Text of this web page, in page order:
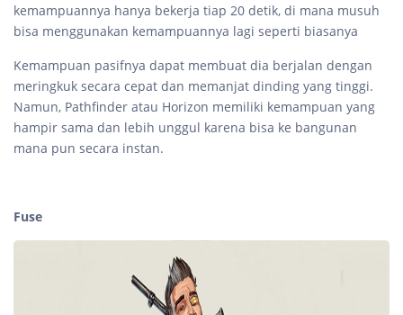
kemampuannya hanya bekerja tiap 20 detik, di mana musuh
bisa menggunakan kemampuannya lagi seperti biasanya
Kemampuan pasifnya dapat membuat dia berjalan dengan
meringkuk secara cepat dan memanjat dinding yang tinggi.
Namun, Pathfinder atau Horizon memiliki kemampuan yang
hampir sama dan lebih unggul karena bisa ke bangunan
mana pun secara instan.
Fuse